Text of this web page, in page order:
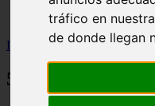
tráfico en
de donde llegan
uncategorized
zona pro
Inicio
gatos2 >5.391
5.391 visitantes